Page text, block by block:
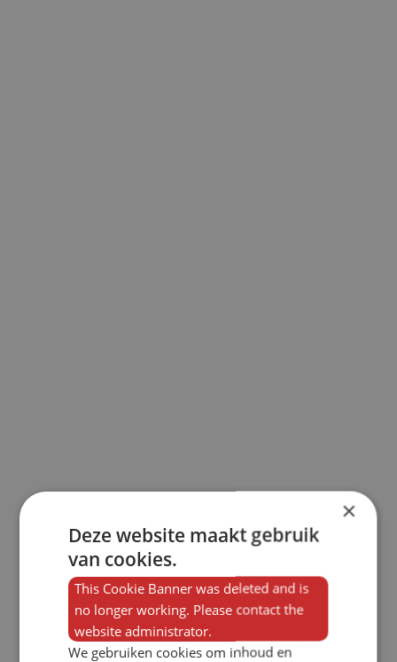
×
Deze website maakt gebruik
van cookies.
This Cookie Banner was deleted and is
no longer working. Please contact the
website administrator.
We gebruiken cookies om inhoud en